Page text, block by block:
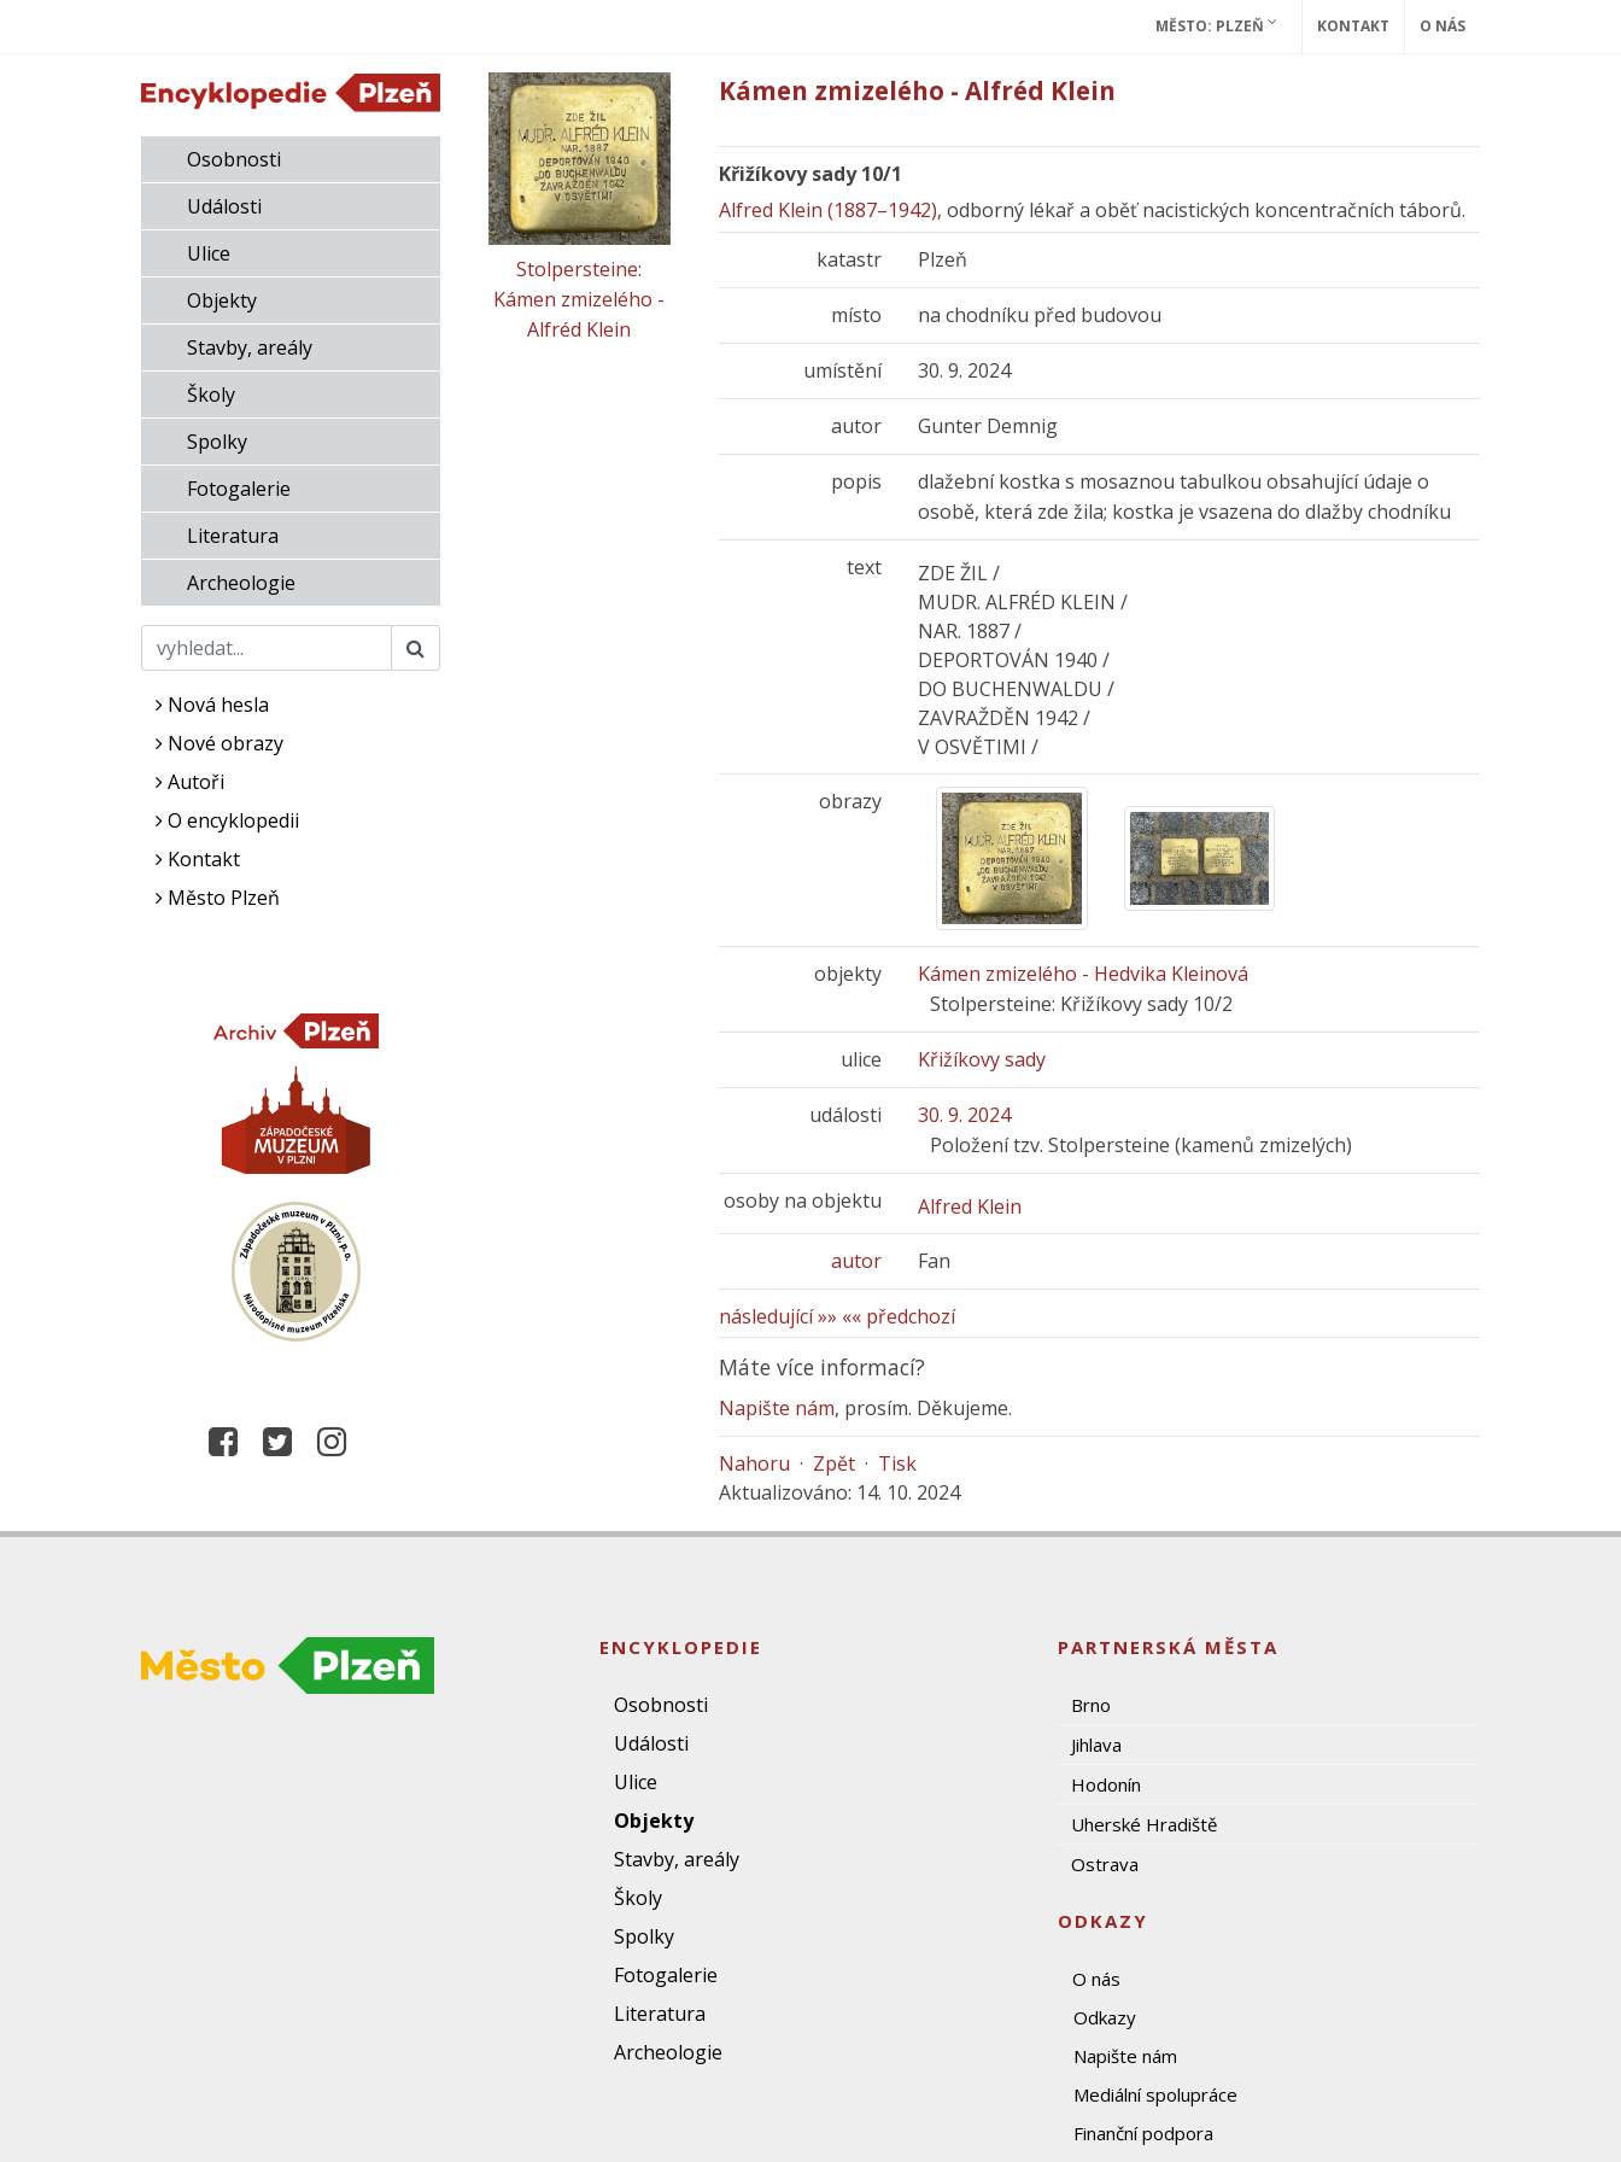
MĚSTO: PLZEŇ KONTAKT O NÁS
Osobnosti
Události
Ulice
Objekty
Stavby, areály
Školy
Spolky
Fotogalerie
Literatura
Archeologie
Nová hesla
Nové obrazy
Autoři
O encyklopedii
Kontakt
Město Plzeň
Stolpersteine:
Kámen zmizelého -
Alfréd Klein
Kámen zmizelého - Alfréd Klein
Křižíkovy sady 10/1
Alfred Klein (1887–1942), odborný lékař a oběť nacistických koncentračních táborů.
katastr
Plzeň
místo na chodníku před budovou
umístění 30. 9. 2024
autor Gunter Demnig
popis
dlažební kostka s mosaznou tabulkou obsahující údaje o
osobě, která zde žila; kostka je vsazena do dlažby chodníku
text
ZDE ŽIL /
MUDR. ALFRÉD KLEIN /
NAR. 1887 /
DEPORTOVÁN 1940 /
DO BUCHENWALDU /
ZAVRAŽDĚN 1942 /
V OSVĚTIMI /
obrazy
objekty
Kámen zmizelého - Hedvika Kleinová
Stolpersteine: Křižíkovy sady 10/2
ulice Křižíkovy sady
události
30. 9. 2024
Položení tzv. Stolpersteine (kamenů zmizelých)
osoby na objektu Alfred Klein
autor Fan
následující »» «« předchozí
Máte více informací?
Napište nám, prosím. Děkujeme.
Nahoru · Zpět · Tisk
Aktualizováno: 14. 10. 2024
ENCYKLOPEDIE
Osobnosti
Události
Ulice
Objekty
Stavby, areály
Školy
Spolky
Fotogalerie
Literatura
Archeologie
PARTNERSKÁ MĚSTA
Brno
Jihlava
Hodonín
Uherské Hradiště
Ostrava
ODKAZY
O nás
Odkazy
Napište nám
Mediální spolupráce
Finanční podpora